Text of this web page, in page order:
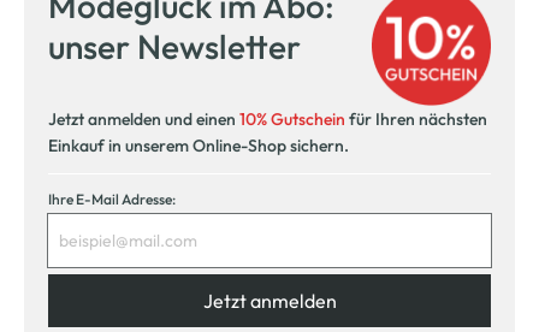
unser Newsletter
Jetzt anmelden und einen 10% Gutschein für Ihren nächsten
Einkauf in unserem Online-Shop sichern.
Ihre E-Mail Adresse:
Jetzt anmelden